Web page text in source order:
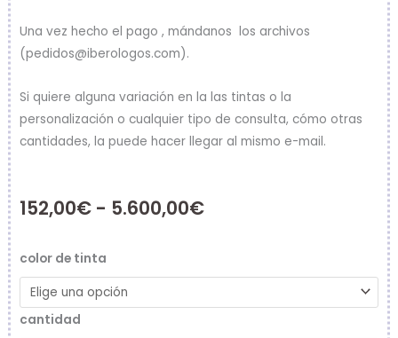
Una vez hecho el pago , mándanos los archivos
(pedidos@iberologos.com).
Si quiere alguna variación en la las tintas o la
personalización o cualquier tipo de consulta, cómo otras
cantidades, la puede hacer llegar al mismo e-mail.
152,00€ - 5.600,00€Rango
precios:
desde
color de tinta
cantidad
Abanico
de
Hello
Kitt